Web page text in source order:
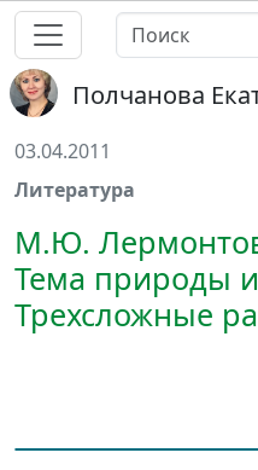
Полчанова
03.04.2011
Литература
М.Ю.
Тема природы
Трехсложные